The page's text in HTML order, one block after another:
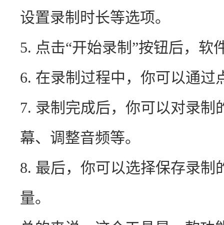
设置录制时长等选项。
5. 点击“开始录制”按钮后，
6. 在录制过程中，你可以通过
7. 录制完成后，你可以对录
幕、调整音频等。
8. 最后，你可以选择保存录
量。